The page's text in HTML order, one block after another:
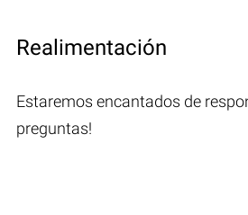
Realimentación
Estaremos encantados de
preguntas!